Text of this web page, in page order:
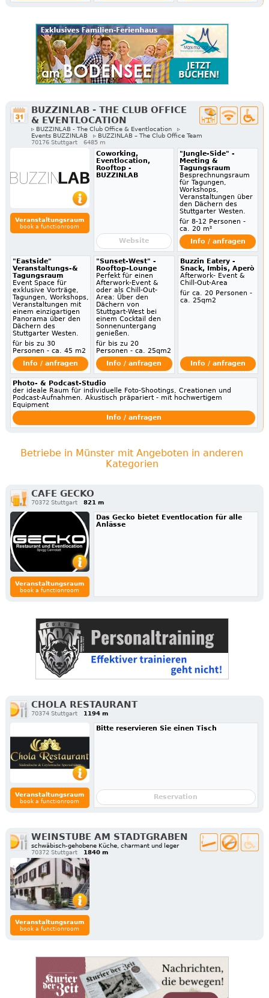
BUZZINLAB - THE CLUB OFFICE
& EVENTLOCATION
▹ BUZZINLAB - The Club Office & Eventlocation
▹
Events BUZZINLAB
▹ BUZZINLAB – The Club Office Team
70176 Stuttgart
6485 m
Veranstaltungsraum
book a functionroom
Coworking,
Eventlocation,
Rooftop -
BUZZINLAB
Website
"Jungle-Side" -
Meeting &
Tagungsraum
Besprechnungsraum
für Tagungen,
Workshops,
Veranstaltungen über
den Dächern des
Stuttgarter Westen.
für 8-12 Personen -
ca. 20 m²
Info / anfragen
"Eastside"
Veranstaltungs-&
Tagungsraum
Event Space für
exklusive Vorträge,
Tagungen, Workshops,
Veranstaltungen mit
einem einzigartigen
Panorama über den
Dächern des
Stuttgarter Westen.
für bis zu 30
Personen - ca. 45 m2
Info / anfragen
"Sunset-West" -
Rooftop-Lounge
Perfekt für einen
Afterwork-Event &
oder als Chill-Out-
Area: Über den
Dächern von
Stuttgart-West bei
einem Cocktail den
Sonnenuntergang
genießen.
für bis zu 20
Personen - ca. 25qm2
Info / anfragen
Buzzin Eatery -
Snack, Imbis, Aperò
Afterwork- Event &
Chill-Out-Area
für ca. 20 Personen -
ca. 25qm2
Info / anfragen
Photo- & Podcast-Studio
der ideale Raum für individuelle Foto-Shootings, Creationen und
Podcast-Aufnahmen. Akustisch präpariert - mit hochwertigem
Equipment
Info / anfragen
Betriebe in Münster mit Angeboten in anderen
Kategorien
CAFE GECKO
70372 Stuttgart 821 m
Veranstaltungsraum
book a functionroom
Das Gecko bietet Eventlocation für alle
Anlässe
CHOLA RESTAURANT
70374 Stuttgart 1194 m
Veranstaltungsraum
book a functionroom
Bitte reservieren Sie einen Tisch
Reservation
WEINSTUBE AM STADTGRABEN
schwäbisch-gehobene Küche, charmant und leger
70372 Stuttgart
1840 m
Veranstaltungsraum
book a functionroom